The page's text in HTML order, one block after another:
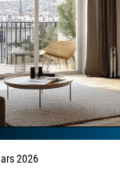
2026